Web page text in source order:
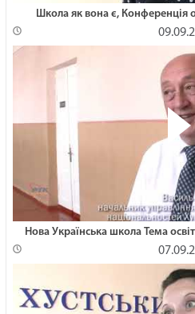
Школа як вона є, Конференція
Нова Українська школа Тема